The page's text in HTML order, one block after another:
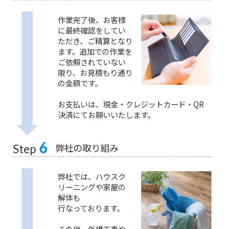
作業完了後、お客様
に最終確認をしてい
ただき、ご精算となり
ます。追加での作業を
ご依頼されていない
限り、お見積もり通り
の金額です。
お支払いは、現金・クレジットカード・QR
決済にてお願いいたします。
Step 6 弊社の取り組み
弊社では、ハウスク
リーニングや家屋の
解体も
行なっております。